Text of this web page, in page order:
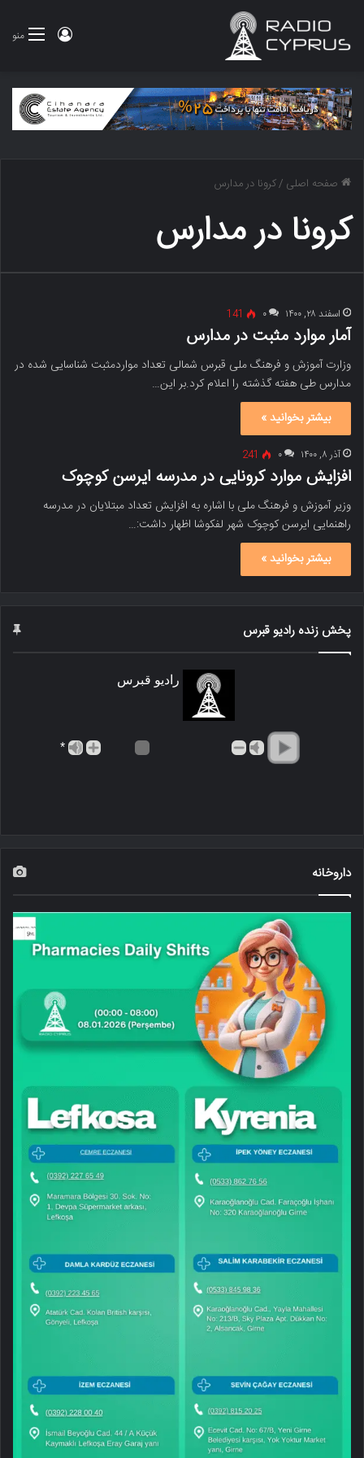
منو ورود
صفحه اصلی /کرونا در مدارس
کرونا در مدارس
اسفند ۲۸, ۱۴۰۰ ۰ 141
آمار موارد مثبت در مدارس
وزارت آموزش و فرهنگ ملی قبرس شمالی تعداد مواردمثبت شناسایی شده در
مدارس طی هفته گذشته را اعلام کرد.بر این…
بیشتر بخوانید »
آذر ۸, ۱۴۰۰ ۰ 241
افزایش موارد کرونایی در مدرسه ایرسن کوچوک
وزیر آموزش و فرهنگ ملی با اشاره به افزایش تعداد مبتلایان در مدرسه‌
راهنمایی ایرسن کوچوک شهر لفکوشا اظهار داشت:…
بیشتر بخوانید »
پخش زنده رادیو قبرس
رادیو قبرس
*
داروخانه